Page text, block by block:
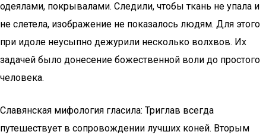
одеялами, покрывалами. Следили, чтобы ткань не упала и
не слетела, изображение не показалось людям. Для этого
при идоле неусыпно дежурили несколько волхвов. Их
задачей было донесение божественной воли до простого
человека.
Славянская мифология гласила: Триглав всегда
путешествует в сопровождении лучших коней. Вторым